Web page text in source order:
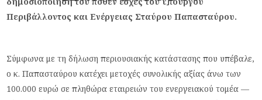
Περιβάλλοντος και Ενέργειας Σταύρου Παπασταύρου.
Σύμφωνα με τη δήλωση περιουσιακής κατάστασης που υπέβαλε,
ο κ. Παπασταύρου κατέχει μετοχές συνολικής αξίας άνω των
100.000 ευρώ σε πληθώρα εταιρειών του ενεργειακού τομέα —